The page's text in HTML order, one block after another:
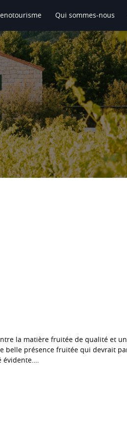
Qui sommes-nous
la matière fruitée de qualité et
belle présence fruitée qui devrait
évidente….